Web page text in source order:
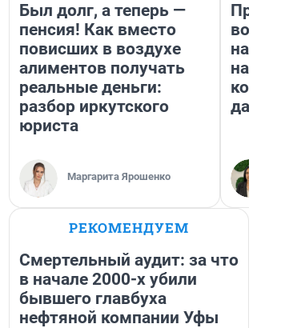
Был долг, а теперь —
пенсия! Как вместо
повисших в воздухе
алиментов получать
реальные деньги:
разбор иркутского
юриста
Маргарита Ярошенко
нам
даже
РЕКОМЕНДУЕМ
Смертельный аудит: за что
в начале 2000-х убили
бывшего главбуха
нефтяной компании Уфы